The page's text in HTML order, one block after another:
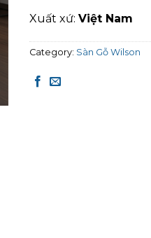
Xuất xứ: Việt Nam
Category: Sàn Gỗ Wilson